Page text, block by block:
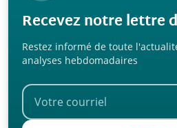
Recevez notre lettre
Restez informé de toute
analyses hebdomadaires